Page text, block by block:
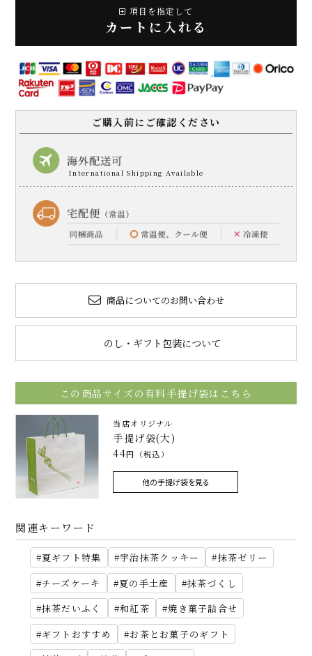
項目を指定して
カートに入れる
ご購入前にご確認ください
商品についてのお問い合わせ
のし・ギフト包装について
この商品サイズの有料手提げ袋はこちら
当店オリジナル
手提げ袋(大)
44円（税込）
他の手提げ袋を見る
関連キーワード
夏ギフト特集 宇治抹茶クッキー
抹茶ゼリー
チーズケーキ
夏の手土産
抹茶づくし
抹茶だいふく
和紅茶
焼き菓子詰合せ
ギフトおすすめ
お茶とお菓子のギフト